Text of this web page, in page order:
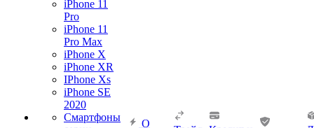
iPhone 11
Pro
iPhone 11
Pro Max
iPhone X
iPhone XR
IPhone Xs
iPhone SE
2020
Смартфоны
О